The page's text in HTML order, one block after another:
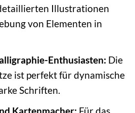
Illustrationen
von Elementen in
Enthusiasten: Die
ist perfekt für dynamische
Schriften.